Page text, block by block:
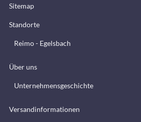
Sitemap
Standorte
Reimo - Egelsbach
Über uns
Unternehmensgeschichte
Versandinformationen